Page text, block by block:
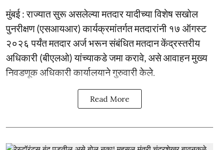
मुंबई : राज्यात सुरू असलेल्या मतदार यादीच्या विशेष सखोल
पुनरीक्षण (एसआयआर) कार्यक्रमांतर्गत मतदारांनी १७ ऑगस्ट
२०२६ पर्यंत मतदार अर्ज भरून संबंधित मतदान केंद्रस्तरीय
अधिकारी (बीएलओ) यांच्याकडे जमा करावे, असे आवाहन मुख्य
निवडणूक अधिकारी कार्यालयाने गुरुवारी केले.
Read More